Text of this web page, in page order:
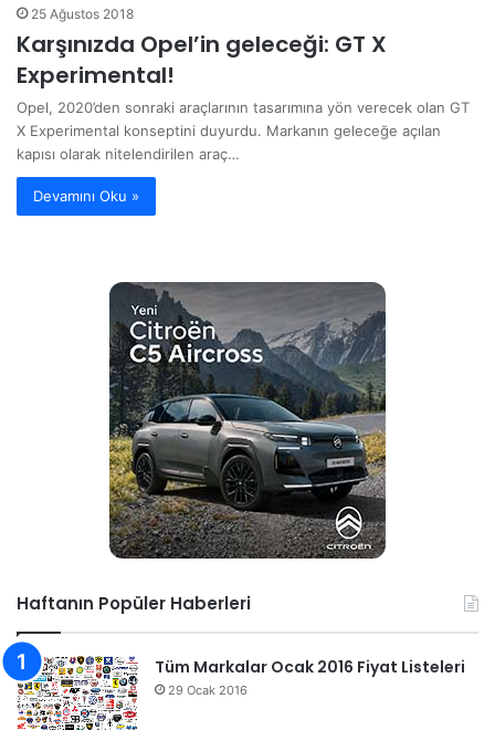
25 Ağustos 2018
Karşınızda Opel’in geleceği: GT X
Experimental!
Opel, 2020’den sonraki araçlarının tasarımına yön verecek olan GT
X Experimental konseptini duyurdu. Markanın geleceğe açılan
kapısı olarak nitelendirilen araç…
Devamını Oku »
Haftanın Popüler Haberleri
Tüm Markalar Ocak 2016 Fiyat Listeleri
29 Ocak 2016